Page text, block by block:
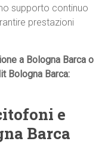
supporto continuo
prestazioni
a Bologna Barca o
Bologna Barca:
e
Barca